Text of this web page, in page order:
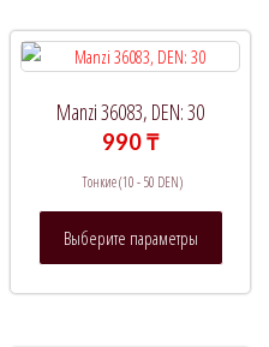
Manzi 36083, DEN: 30
990₸
Тонкие (10 - 50 DEN)
Выберите параметры
Этот